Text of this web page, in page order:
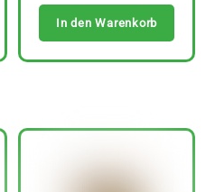
In den Warenkorb